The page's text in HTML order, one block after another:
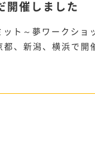
催しました
ト～夢ワークショ
、新潟、横浜で開